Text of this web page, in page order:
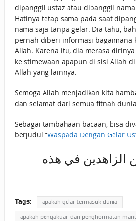
dipanggil ustaz atau dipanggil
Hatinya tetap sama pada saat
nama saja tanpa gelar. Dia tahu,
pernah diberi informasi bagaimana
Allah. Karena itu, dia merasa
keistimewaan apapun di sisi Allah
Allah yang lainnya.
Semoga Allah menjadikan kita
dan selamat dari semua fitnah
Sebagai tambahaan bacaan, bisa
berjudul “Waspada Dengan Gelar
الزاهدين في هذه
Tags: apakah gelar termasuk dunia
apakah pengakuan dan penghormatan